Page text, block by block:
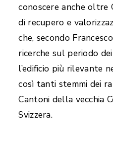
conoscere anche
di recupero e
che, secondo
ricerche sul periodo
l’edificio più rilevante
così tanti stemmi dei
Cantoni della vecchia
Svizzera.